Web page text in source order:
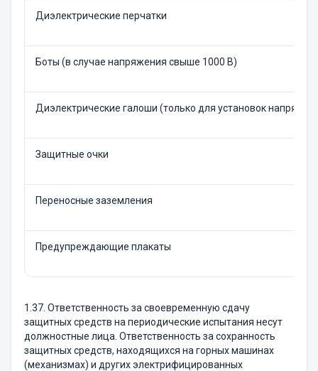
Диэлектрические перчатки
Боты (в случае напряжения свыше 1000 В)
Диэлектрические галоши (только для установок
Защитные очки
Переносные заземления
Предупреждающие плакаты
1.37. Ответственность за своевременную сдачу
защитных средств на периодические испытания несут
должностные лица. Ответственность за сохранность
защитных средств, находящихся на горных машинах
(механизмах) и других электрифицированных